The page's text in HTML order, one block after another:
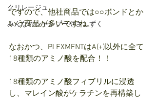
クリレージュ
みんなのシャンプーやさしずく
ですので、他社商品では○○ボンドとか
いう商品が多いですね。
なおかつ、PLEXMENTはA(+)以外に全て
18種類のアミノ酸を配合！！
18種類のアミノ酸フィブリルに浸透
し、マレイン酸がケラチンを再構築し